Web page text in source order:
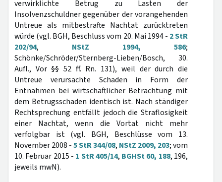
verwirklichte Betrug zu Lasten der
Insolvenzschuldner gegenüber der vorangehenden
Untreue als mitbestrafte Nachtat zurücktreten
würde (vgl. BGH, Beschluss vom 20. Mai 1994 - 2 StR
202/94, NStZ 1994, 586;
Schönke/Schröder/Sternberg-Lieben/Bosch, 30.
Aufl., Vor §§ 52 ff. Rn. 131), weil der durch die
Untreue verursachte Schaden in Form der
Entnahmen bei wirtschaftlicher Betrachtung mit
dem Betrugsschaden identisch ist. Nach ständiger
Rechtsprechung entfällt jedoch die Straflosigkeit
einer Nachtat, wenn die Vortat nicht mehr
verfolgbar ist (vgl. BGH, Beschlüsse vom 13.
November 2008 -5 StR 344/08, NStZ 2009, 203; vom
10. Februar 2015 - 1 StR 405/14, BGHSt 60, 188, 196,
jeweils mwN).